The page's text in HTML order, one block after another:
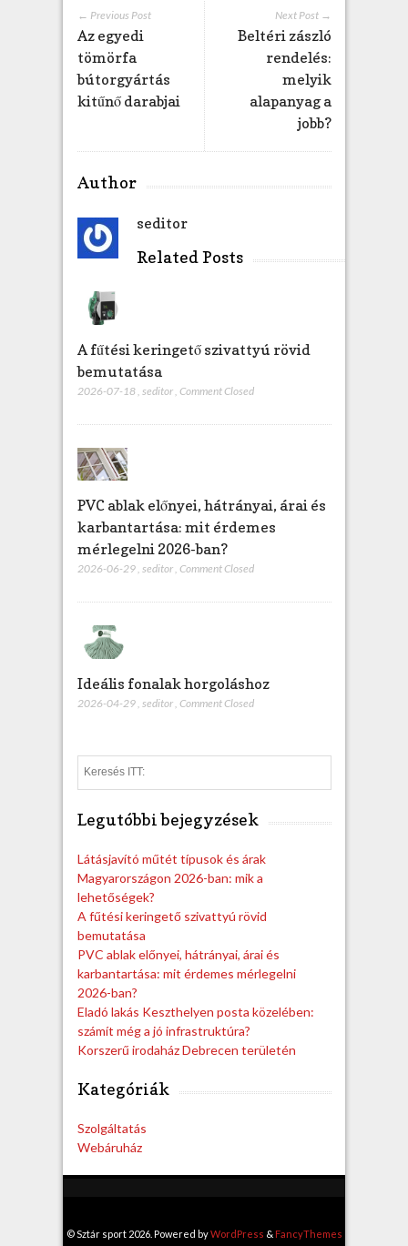
s
Next Post →
Beltéri zászló
rendelés:
melyik
alapanyag a
jobb?
← Previous Post
Az egyedi
tömörfa
bútorgyártás
kitűnő darabjai
Author
seditor
Related Posts
A fűtési keringető szivattyú rövid
bemutatása
2026-07-18 seditor Comment Closed
PVC ablak előnyei, hátrányai, árai és
karbantartása: mit érdemes
mérlegelni 2026-ban?
2026-06-29, seditor, Comment Closed
Ideális fonalak horgoláshoz
2026-04-29 seditor Comment Closed
e
Legutóbbi bejegyzések
Látásjavító műtét típusok és árak
Magyarországon 2026-ban: mik a
lehetőségek?
A fűtési keringető szivattyú rövid
bemutatása
PVC ablak előnyei, hátrányai, árai és
karbantartása: mit érdemes mérlegelni
2026-ban?
Eladó lakás Keszthelyen posta közelében:
számít még a jó infrastruktúra?
Korszerű irodaház Debrecen területén
Kategóriák
Szolgáltatás
Webáruház
© Sztár sport 2026. Powered byWordPress & FancyThemes